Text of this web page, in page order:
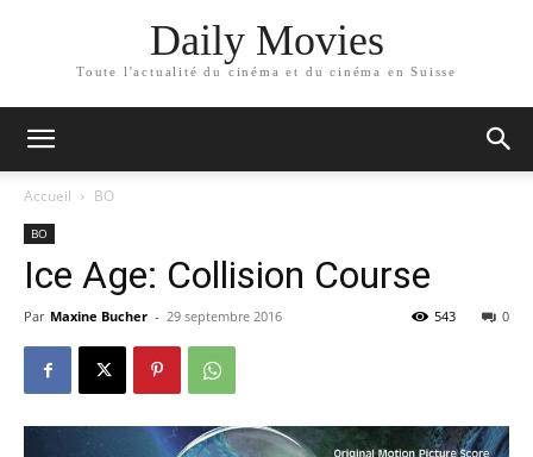
Daily Movies
Toute l'actualité du cinéma et du cinéma en Suisse
Accueil BO
BO
Ice Age: Collision Course
Par Maxine Bucher - 29 septembre 2016 0
543